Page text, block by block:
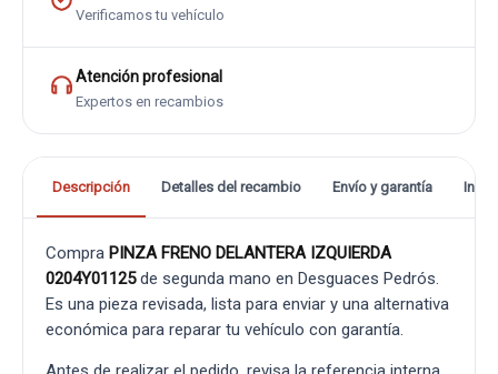
Verificamos tu vehículo
Atención profesional
Expertos en recambios
Descripción Detalles del recambio Envío y garantía
Compra PINZA FRENO DELANTERA IZQUIERDA
0204Y01125de segunda mano en Desguaces Pedrós.
Es una pieza revisada, lista para enviar y una alternativa
económica para reparar tu vehículo con garantía.